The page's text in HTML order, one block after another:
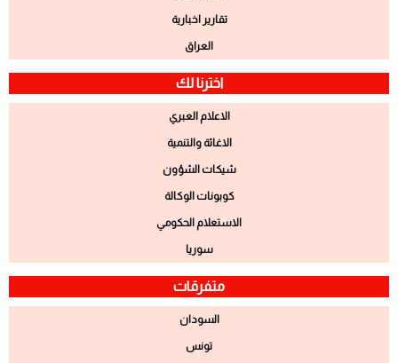
تقارير اخبارية
العراق
اخترنا لك
الاعلام العبري
الاغاثة والتنمية
شيكات الشؤون
كوبونات الوكالة
الاستعلام الحكومي
سوريا
متفرقات
السودان
تونس